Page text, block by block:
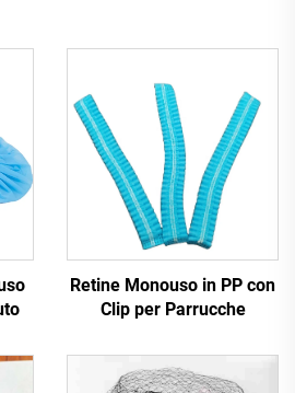
Retine Monouso in PP con
Clip per Parrucche